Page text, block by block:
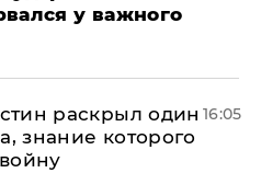
у важного
раскрыл один
знание которого
16:05